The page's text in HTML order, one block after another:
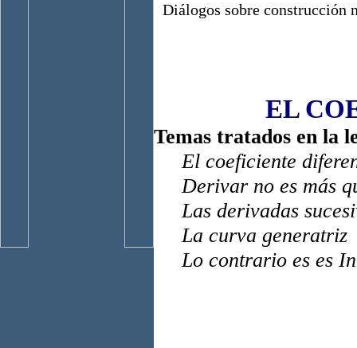
Diálogos sobre construcción
EL
Temas tratados en la
El coeficiente
Derivar no es más
Las derivadas
La curva generatriz
Lo contrario es es